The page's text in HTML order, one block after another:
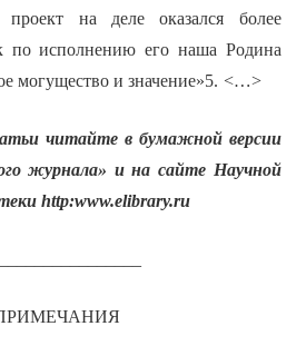
на деле оказался более
по исполнению его наша Родина
могущество и значение»5. <…>
читайте в бумажной версии
журнала» и на сайте Научной
http:www.elibrary.ru